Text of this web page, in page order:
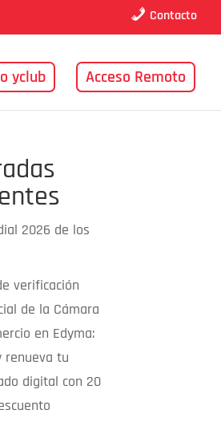
Contacto
yclub Acceso Remoto
2026 de los
verificación
de la Cámara
en Edyma:
renueva tu
digital con 20